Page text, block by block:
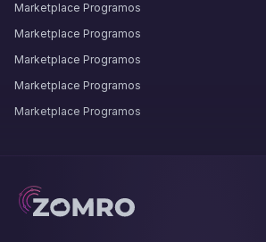
Marketplace Рrogramos
Marketplace Рrogramos
Marketplace Рrogramos
Marketplace Рrogramos
Marketplace Рrogramos